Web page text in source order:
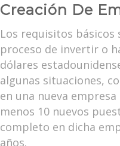
Creación De
Los requisitos básicos
proceso de invertir o
dólares
algunas situaciones,
en una nueva
menos 10 nuevos
completo en dicha
años.